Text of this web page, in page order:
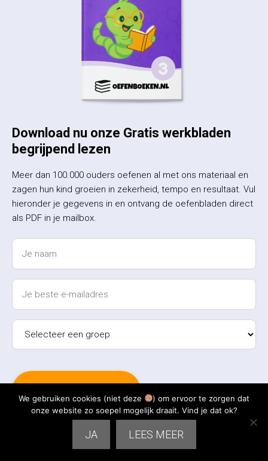
Download nu onze Gratis werkbladen
begrijpend lezen
Meer dan 100.000 ouders oefenen al met ons materiaal en
zagen hun kind groeien in zekerheid, tempo en resultaat. Vul
hieronder je gegevens in en ontvang de oefenbladen direct
als PDF in je mailbox.
We gebruiken cookies (niet deze
) om ervoor te zorgen dat
onze website zo soepel mogelijk draait. Vind je dat ok?
JA LEES MEER